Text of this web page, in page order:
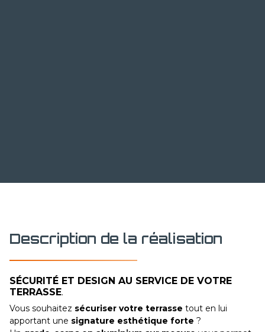
Description de la réalisation
SÉCURITÉ ET DESIGN AU SERVICE DE VOTRE
TERRASSE.
Vous souhaitez sécuriser votre terrasse tout en lui
apportant une signature esthétique forte ?